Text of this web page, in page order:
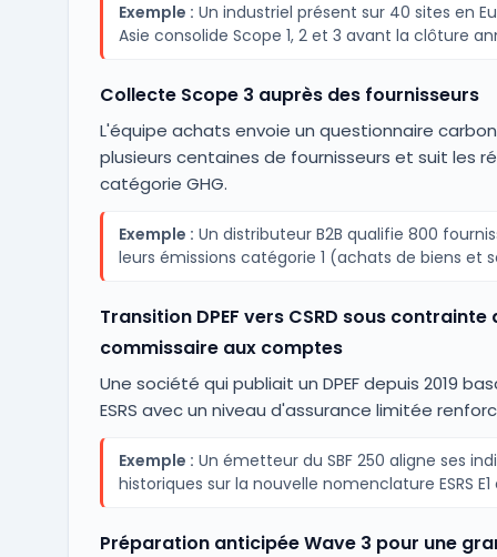
Exemple : Un industriel présent sur 40 sites en
Asie consolide Scope 1, 2 et 3 avant la clôture
Collecte Scope 3 auprès des fournisseurs
L'équipe achats envoie un questionnaire
plusieurs centaines de fournisseurs et suit les
catégorie GHG.
Exemple : Un distributeur B2B qualifie 800
leurs émissions catégorie 1 (achats de biens et
Transition DPEF vers CSRD sous contrainte
commissaire aux comptes
Une société qui publiait un DPEF depuis 2019
ESRS avec un niveau d'assurance limitée
Exemple : Un émetteur du SBF 250 aligne ses
historiques sur la nouvelle nomenclature ESRS E1
Préparation anticipée Wave 3 pour une